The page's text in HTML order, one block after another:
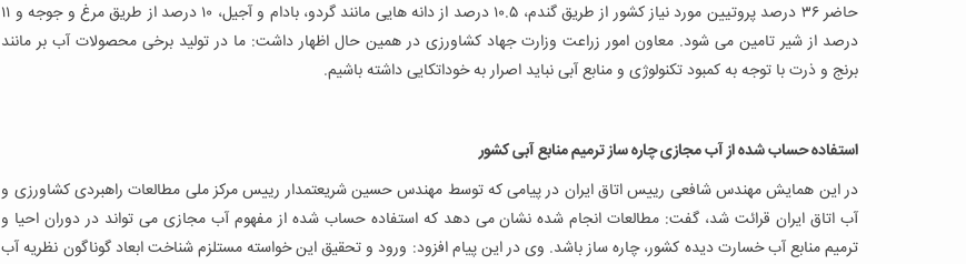
حاضر ۳۶ درصد پروتیین مورد نیاز کشور از طریق گندم، ۱۰.۵ درصد از دانه هایی مانند گردو، بادام و آجیل، ۱۰ درصد از طریق مرغ و جوجه و ۱۱
درصد از شیر تامین می شود. معاون امور زراعت وزارت جهاد کشاورزی در همین حال اظهار داشت: ما در تولید برخی محصولات آب بر مانند
برنج و ذرت با توجه به کمبود تکنولوژی و منابع آبی نباید اصرار به خوداتکایی داشته باشیم.
استفاده حساب شده از آب مجازی چاره ساز ترمیم منابع آبی کشور
در این همایش مهندس شافعی رییس اتاق ایران در پیامی که توسط مهندس حسین شریعتمدار رییس مرکز ملی مطالعات راهبردی کشاورزی و
آب اتاق ایران قرائت شد، گفت: مطالعات انجام شده نشان می دهد که استفاده حساب شده از مفهوم آب مجازی می تواند در دوران احیا و
ترمیم منابع آب خسارت دیده کشور، چاره ساز باشد. وی در این پیام افزود: ورود و تحقیق این خواسته مستلزم شناخت ابعاد گوناگون نظریه آب